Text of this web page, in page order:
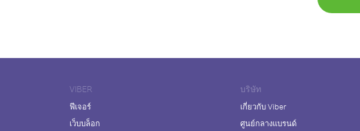
VIBER
ฟีเจอร์
เว็บบล็อก
บริษัท
เกี่ยวกับ Viber
ศูนย์กลางแบรนด์